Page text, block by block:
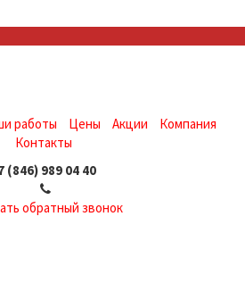
работы Цены Акции
Компания
Контакты
(846) 989 04 40
обратный звонок